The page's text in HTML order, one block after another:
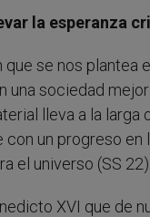
la esperanza
que se nos plantea
una sociedad
lleva a la larga
un progreso en
el universo (SS 22).
XVI que de